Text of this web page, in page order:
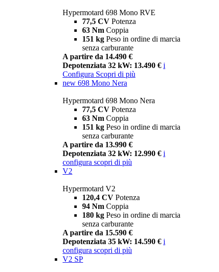
Hypermotard 698 Mono RVE
77,5 CV Potenza
63 Nm Coppia
151 kg Peso in ordine di marcia
senza carburante
A partire da 14.490 €
Depotenziata 32 kW: 13.490 € i
Configura Scopri di più
new 698 Mono Nera
Hypermotard 698 Mono Nera
77,5 CV Potenza
63 Nm Coppia
151 kg Peso in ordine di marcia
senza carburante
A partire da 13.990 €
Depotenziata 32 kW: 12.990 € i
configura scopri di più
V2
Hypermotard V2
120,4 CV Potenza
94 Nm Coppia
180 kg Peso in ordine di marcia
senza carburante
A partire da 15.590 €
Depotenziata 35 kW: 14.590 € i
configura scopri di più
V2 SP